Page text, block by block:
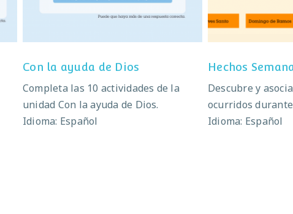
Con la ayuda de Dios
Completa las 10 actividades de la
unidad Con la ayuda de Dios.
Idioma: Español
Hechos
Descubre y
ocurridos
Idioma: Español